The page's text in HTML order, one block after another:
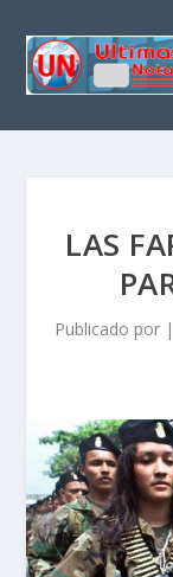
LAS
Publicado por |